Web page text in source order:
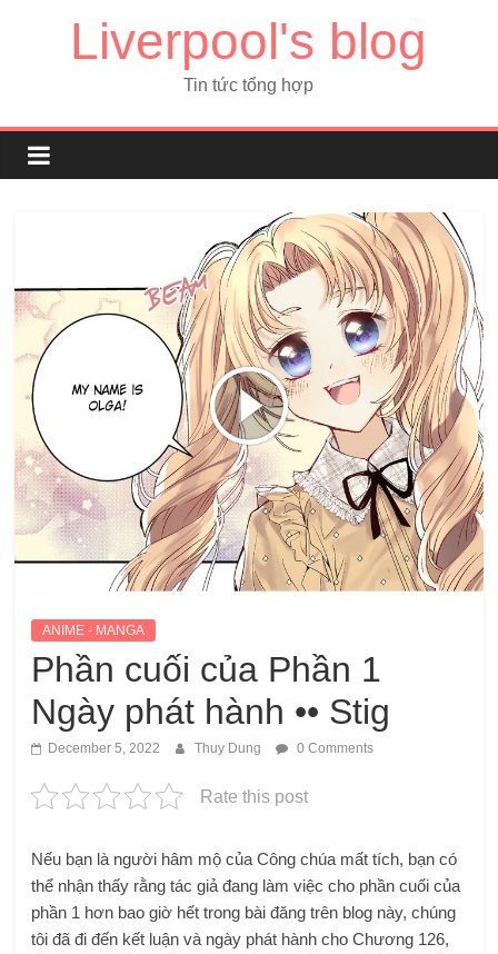
Liverpool's blog
Tin tức tổng hợp
ANIME - MANGA
Phần cuối của Phần 1
Ngày phát hành •• Stig
December 5, 2022 Thuy Dung 0 Comments
Rate this post
Nếu bạn là người hâm mộ của Công chúa mất tích, bạn có
thể nhận thấy rằng tác giả đang làm việc cho phần cuối của
phần 1 hơn bao giờ hết trong bài đăng trên blog này, chúng
tôi đã đi đến kết luận và ngày phát hành cho Chương 126,